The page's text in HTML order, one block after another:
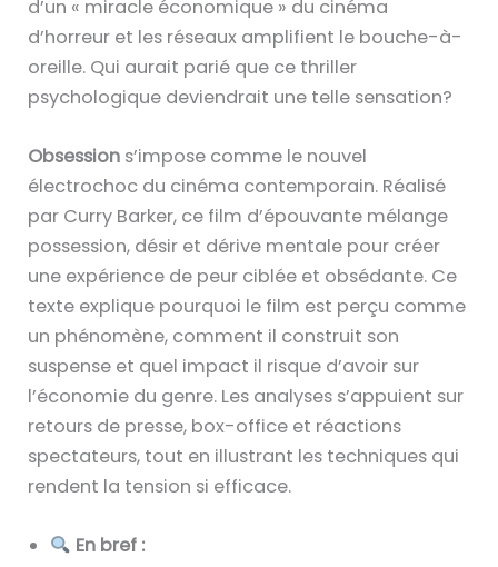
d’un « miracle économique » du cinéma
d’horreur et les réseaux amplifient le bouche-à-
oreille. Qui aurait parié que ce thriller
psychologique deviendrait une telle sensation?
Obsession s’impose comme le nouvel
électrochoc du cinéma contemporain. Réalisé
par Curry Barker, ce film d’épouvante mélange
possession, désir et dérive mentale pour créer
une expérience de peur ciblée et obsédante. Ce
texte explique pourquoi le film est perçu comme
un phénomène, comment il construit son
suspense et quel impact il risque d’avoir sur
l’économie du genre. Les analyses s’appuient sur
retours de presse, box-office et réactions
spectateurs, tout en illustrant les techniques qui
rendent la tension si efficace.
En bref :